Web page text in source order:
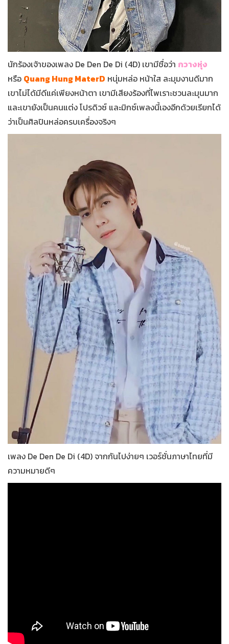
นักร้องเจ้าของเพลง De Den De Di (4D) เขามีชื่อว่า กวางหุ่ง
หรือ Quang Hung MaterD หนุ่มหล่อ หน้าใส ละมุมงานดีมาก
เขาไม่ได้มีดีแค่เพียงหน้าตา เขามีเสียงร้องที่ไพเราะชวนละมุนมาก
และเขายังเป็นคนแต่ง โปรดิวซ์ และมิกซ์เพลงนี้เองอีกด้วยเรียกได้
ว่าเป็นศิลปินหล่อครบเครื่องจริงๆ
เพลง De Den De Di (4D) จากกันไปง่ายๆ เวอร์ชั่นภาษาไทยที่มี
ความหมายดีๆ